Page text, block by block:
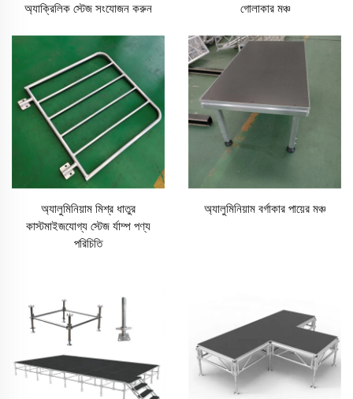
অ্যাক্রিলিক স্টেজ সংযোজন করুন গোলাকার মঞ্চ
অ্যালুমিনিয়াম মিশ্র ধাতুর
কাস্টমাইজযোগ্য স্টেজ র্যাম্প পণ্য
পরিচিতি
অ্যালুমিনিয়াম বর্গাকার পায়ের মঞ্চ